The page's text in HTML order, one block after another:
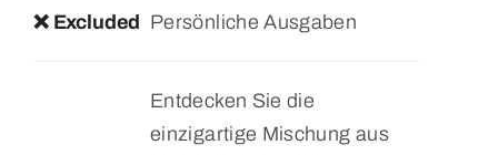
❌ Excluded Persönliche Ausgaben
Entdecken Sie die
einzigartige Mischung aus